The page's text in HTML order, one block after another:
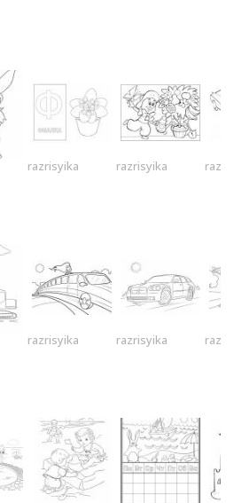
razrisyika razrisyika
razrisyika razrisyika